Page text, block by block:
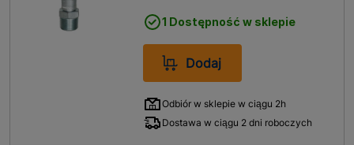
1 Dostępność w sklepie
Dodaj
Odbiór w sklepie w ciągu 2h
Dostawa w ciągu 2 dni roboczych